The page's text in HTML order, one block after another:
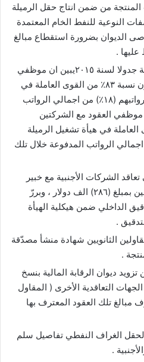
من ضمن انتاج حقل الرميلة
المواصفات النوعية للنفط الخام المعتمدة
الديوان بضرورة استقطاع مبالغ
عليها .
تضمن تقرير الرقابة المالية جدولا لسنة ٢٠١٥يبين ان موظفي
شركة نفط البصرة يشكلون نسبة ٨٣٪؜ من القوى العاملة في
هيأة تشغيل الرميلة وتبلغ رواتبهم (١٨٪؜) من اجمالي الرواتب
موظفي العقود مع الشركتين
من القوى العاملة في هيأة تشغيل الرميلة
(٥٢٪؜) من اجمالي الرواتب المدفوعة خلال تلك
الشركات الأجنبية مع خبير
للإجابة على تقارير المدققين بمبلغ (٢٨٦) الف دولار ، وبررّ
الداخلي ضمن هيكلية الهيأة
.
الثانويين شهادة منشأ مصدّقة
.
ديوان الرقابة المالية بنسخ
التعاقدية الأخرى ( المقاول
مبالغ تلك العقود المعترف بها
الغراف النفطي تفاصيل سلم
.